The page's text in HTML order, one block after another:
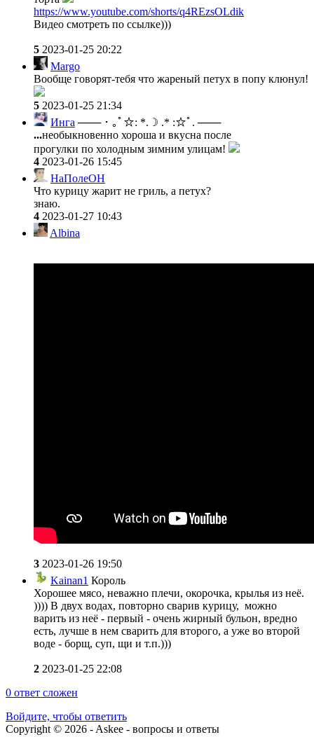
https://www.youtube.com/shorts/q4REzsOLdik
Видео смотреть по ссылке)))
5 2023-01-25 20:22
Margo
Вообще говорят-тебя что жареный петух в попу клюнул!
5 2023-01-25 21:34
Инга ─── ･ ｡ﾟ☆: *.☽ .* :☆ﾟ. ───
...необыкновенно хороша и вкусна после
прогулки по холодным зимним улицам!
4 2023-01-26 15:45
НаПолеОН
Что курицу жарит не гриль, а петух?
знаю.
4 2023-01-27 10:43
Albina
3 2023-01-26 19:50
Kainan1 Король
Хорошее мясо, неважно плечи, окорочка, крылья из неё.
)))) В двух водах, повторно сварив курицу, можно
варить из неё - первый - очень жирный бульон, вредно
есть, лучше в нем сварить для второго, а уже во второй
воде - борщ, суп, щи и т.п.)))
2 2023-01-25 22:08
0 ответ сложен
Войдите, чтобы ответить
Copyright © 2026 - Askee - вопросы и ответы